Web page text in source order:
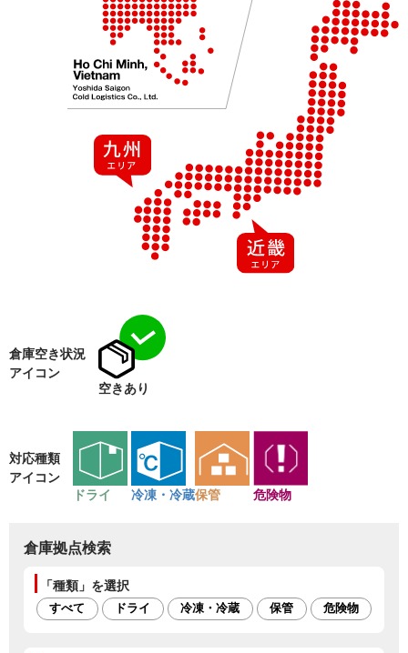
倉庫空き状況
アイコン
空きあり
対応種類
アイコン
ドライ
冷凍・冷蔵保管 危険物
倉庫拠点検索
「種類」を選択
すべて ドライ 冷凍・冷蔵 保管 危険物